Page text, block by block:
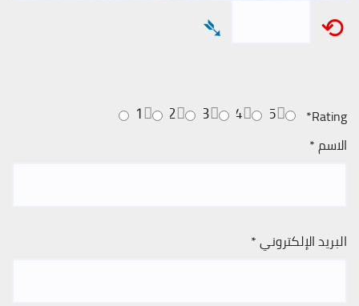
⟲
➴
Rating
*
5
4
3
2
1
الاسم*
البريد الإلكتروني*